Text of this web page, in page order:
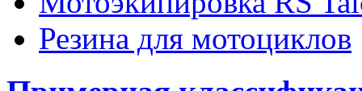
Резина для мотоциклов